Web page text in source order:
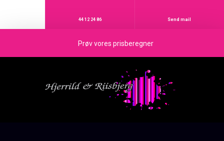
44 12 24 86 Send mail
Prøv vores prisberegner